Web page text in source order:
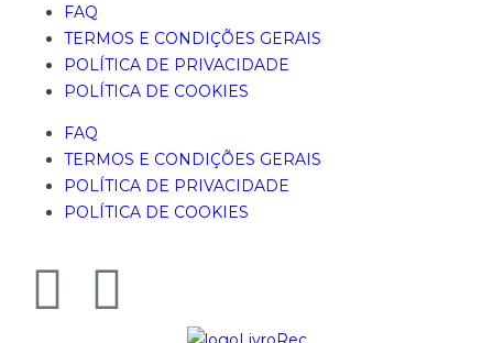
FAQ
TERMOS E CONDIÇÕES GERAIS
POLÍTICA DE PRIVACIDADE
POLÍTICA DE COOKIES
FAQ
TERMOS E CONDIÇÕES GERAIS
POLÍTICA DE PRIVACIDADE
POLÍTICA DE COOKIES